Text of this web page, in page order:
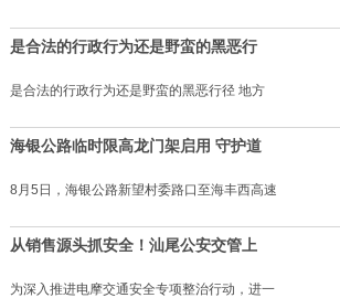
是合法的行政行为还是野蛮的黑恶行
是合法的行政行为还是野蛮的黑恶行径 地方
海银公路临时限高龙门架启用 守护道
8月5日，海银公路新望村委路口至海丰西高速
从销售源头抓安全！汕尾公安交管上
为深入推进电摩交通安全专项整治行动，进一